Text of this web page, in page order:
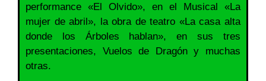
performance «El Olvido», en el Musical «La
mujer de abril», la obra de teatro «La casa alta
donde los Árboles hablan», en sus tres
presentaciones, Vuelos de Dragón y muchas
otras.